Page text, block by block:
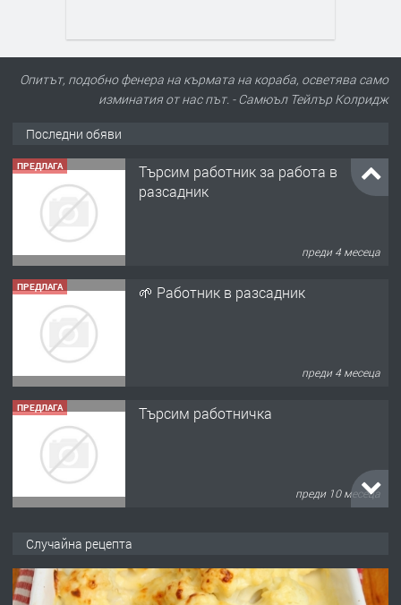
Опитът, подобно фенера на кърмата на кораба, осветява само
изминатия от нас път. - Самюъл Тейлър Колридж
Последни обяви
ПРЕДЛАГА
Търсим работник за работа в
разсадник
преди 4 месеца
ПРЕДЛАГА 🌱 Работник в разсадник
преди 4 месеца
ПРЕДЛАГА Търсим работничка
преди 10 месеца
Случайна рецепта